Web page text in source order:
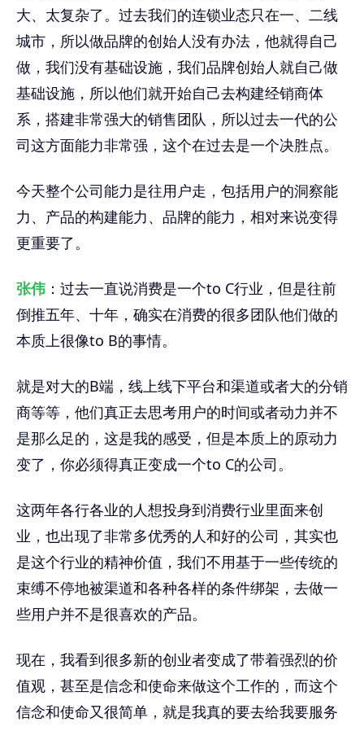
大、太复杂了。过去我们的连锁业态只在一、二线
城市，所以做品牌的创始人没有办法，他就得自己
做，我们没有基础设施，我们品牌创始人就自己做
基础设施，所以他们就开始自己去构建经销商体
系，搭建非常强大的销售团队，所以过去一代的公
司这方面能力非常强，这个在过去是一个决胜点。
今天整个公司能力是往用户走，包括用户的洞察能
力、产品的构建能力、品牌的能力，相对来说变得
更重要了。
张伟 ：过去一直说消费是一个to C行业，但是往前
倒推五年、十年，确实在消费的很多团队他们做的
本质上很像to B的事情。
就是对大的B端，线上线下平台和渠道或者大的分销
商等等，他们真正去思考用户的时间或者动力并不
是那么足的，这是我的感受，但是本质上的原动力
变了，你必须得真正变成一个to C的公司。
这两年各行各业的人想投身到消费行业里面来创
业，也出现了非常多优秀的人和好的公司，其实也
是这个行业的精神价值，我们不用基于一些传统的
束缚不停地被渠道和各种各样的条件绑架，去做一
些用户并不是很喜欢的产品。
现在，我看到很多新的创业者变成了带着强烈的价
值观，甚至是信念和使命来做这个工作的，而这个
信念和使命又很简单，就是我真的要去给我要服务